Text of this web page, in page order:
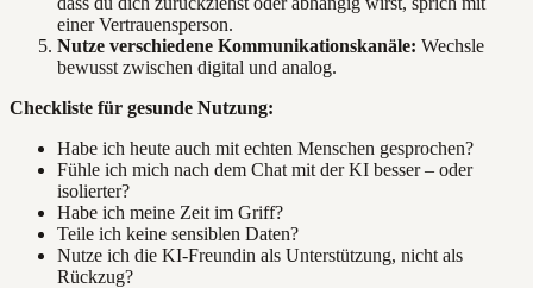
einer Vertrauensperson.
Nutze verschiedene Kommunikationskanäle: Wechsle
bewusst zwischen digital und analog.
Checkliste für gesunde Nutzung:
Habe ich heute auch mit echten Menschen gesprochen?
Fühle ich mich nach dem Chat mit der KI besser – oder
isolierter?
Habe ich meine Zeit im Griff?
Teile ich keine sensiblen Daten?
Nutze ich die KI-Freundin als Unterstützung, nicht als
Rückzug?